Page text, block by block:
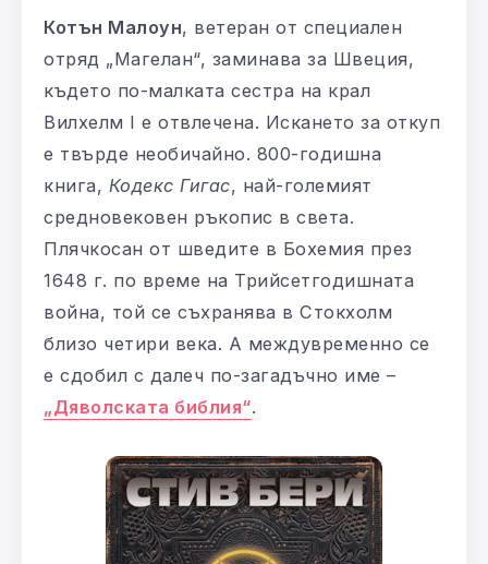
Котън Малоун, ветеран от специален
отряд „Магелан“, заминава за Швеция,
където по-малката сестра на крал
Вилхелм I е отвлечена. Искането за откуп
е твърде необичайно. 800-годишна
книга, Кодекс Гигас, най-големият
средновековен ръкопис в света.
Плячкосан от шведите в Бохемия през
1648 г. по време на Трийсетгодишната
война, той се съхранява в Стокхолм
близо четири века. А междувременно се
е сдобил с далеч по-загадъчно име –
„Дяволската библия“.